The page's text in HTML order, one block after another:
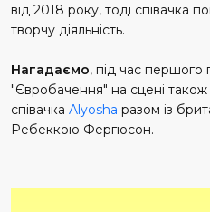
від 2018 року, тоді співачка
творчу діяльність.
Нагадаємо, під час першого
"Євробачення" на сцені також
співачка Alyosha разом із
Ребеккою Фергюсон.